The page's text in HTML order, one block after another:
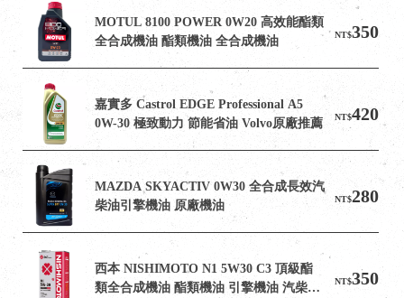
NT$350
MOTUL 8100 POWER 0W20 高效能酯類
全合成機油 酯類機油 全合成機油
NT$420
嘉實多 Castrol EDGE Professional A5
0W-30 極致動力 節能省油 Volvo原廠推薦
NT$280
MAZDA SKYACTIV 0W30 全合成長效汽
柴油引擎機油 原廠機油
NT$350
西本 NISHIMOTO N1 5W30 C3 頂級酯
類全合成機油 酯類機油 引擎機油 汽柴油